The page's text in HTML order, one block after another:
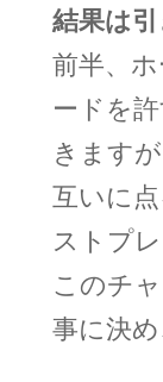
結果は
前半、
ードを
きます
互いに
ストプ
このチ
事に決